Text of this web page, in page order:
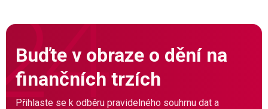
Buďte v obraze o dění na
finančních trzích
Přihlaste se k odběru pravidelného souhrnu dat a